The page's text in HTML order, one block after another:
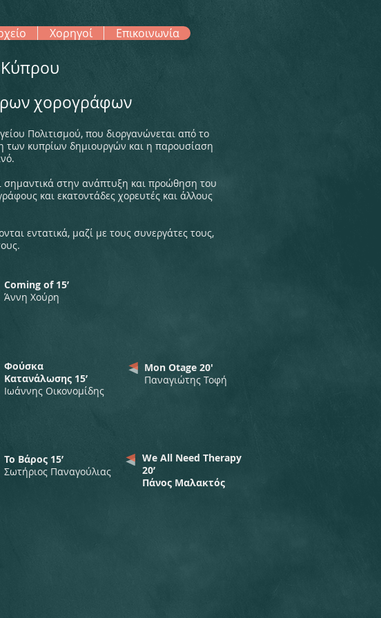
Χορηγοί Επικοινωνία
χορογράφων
Πολιτισμού, που διοργανώνεται από το
των κυπρίων δημιουργών και η παρουσίαση
σημαντικά στην ανάπτυξη και προώθηση του
και εκατοντάδες χορευτές και άλλους
εντατικά, μαζί με τους συνεργάτες τους,
Coming of 15’
Άννη Χούρη
Φούσκα
Κατανάλωσης 15’
Ιωάννης Οικονομίδης
Mon Otage 20'
Παναγιώτης Τοφή
Το Βάρος 15’
Σωτήριος Παναγούλιας
We All Need Therapy
20’
Πάνος Μαλακτός